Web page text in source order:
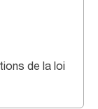
de la loi